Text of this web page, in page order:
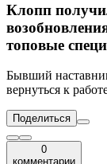
Клопп
топовые
Бывший
вернуться к
Поделиться
0
комментарии